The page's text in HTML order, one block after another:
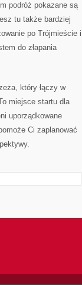
podróż pokazane są
tu także bardziej
po Trójmieście i
do złapania
który łączy w
miejsce startu dla
uporządkowane
Ci zaplanować